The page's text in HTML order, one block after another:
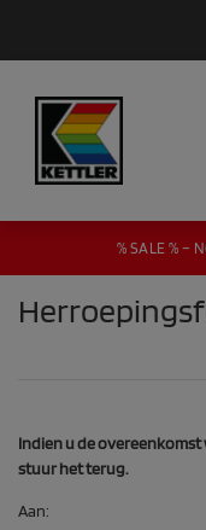
Indien u de
stuur het terug.
Aan:
% SALE % –